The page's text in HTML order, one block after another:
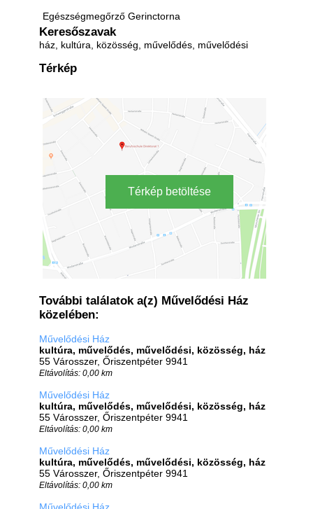
Egészségmegőrző Gerinctorna
Keresőszavak
ház, kultúra, közösség, művelődés, művelődési
Térkép
Térkép betöltése
További találatok a(z) Művelődési Ház
közelében:
Művelődési Ház
kultúra, művelődés, művelődési, közösség, ház
55 Városszer, Őriszentpéter 9941
Eltávolítás: 0,00 km
Művelődési Ház
kultúra, művelődés, művelődési, közösség, ház
55 Városszer, Őriszentpéter 9941
Eltávolítás: 0,00 km
Művelődési Ház
kultúra, művelődés, művelődési, közösség, ház
55 Városszer, Őriszentpéter 9941
Eltávolítás: 0,00 km